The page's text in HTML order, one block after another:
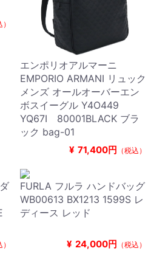
エンポリオアルマーニ
EMPORIO ARMANI リュック
メンズ オールオーバーエン
ボスイーグル Y4O449
YQ67I 80001BLACK ブラ
ック bag-01
¥ 71,400円 （税込）
FURLA フルラ ハンドバッグ
WB00613 BX1213 1599S レ
ディース レッド
¥ 24,000円 （税込）